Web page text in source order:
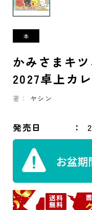
かみさまキ
2027卓上カ
著： ヤシン
発売日